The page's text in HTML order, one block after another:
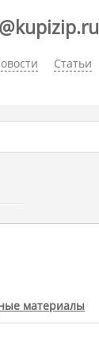
Статьи
материалы